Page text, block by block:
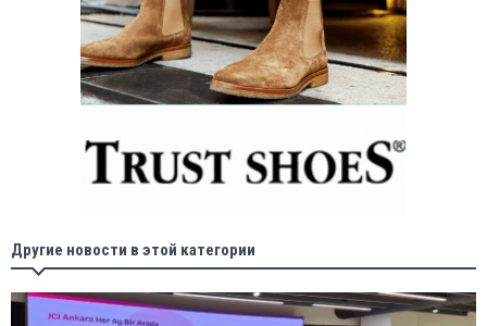
Другие новости в этой категории